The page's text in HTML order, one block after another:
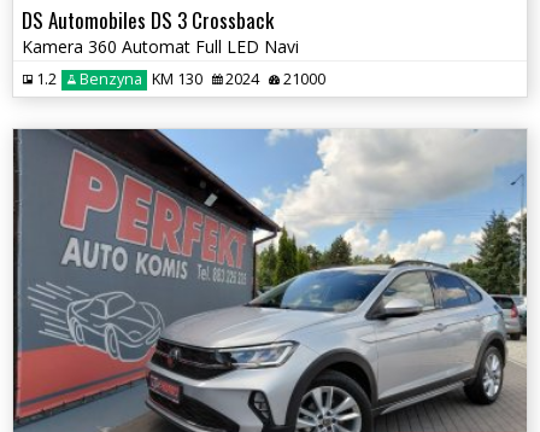
DS Automobiles DS 3 Crossback
Kamera 360 Automat Full LED Navi
1.2 Benzyna KM 130 2024 21000